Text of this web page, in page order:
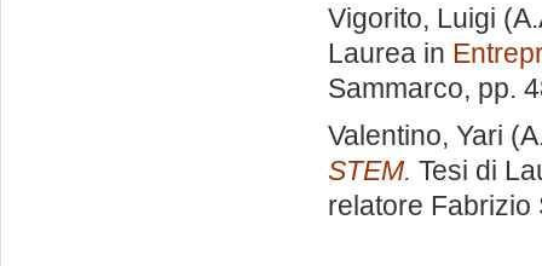
Vigorito, Luigi
Laurea in
Sammarco, pp.
Valentino, Yari
STEM. Tesi di
relatore Fabrizio